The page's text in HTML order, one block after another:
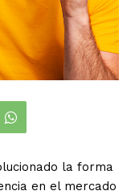
la forma
en el mercado